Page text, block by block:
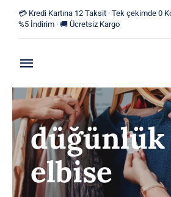
content
💳 Kredi Kartına 12 Taksit · Tek çekimde 0
%5 İndirim · 🚚 Ücretsiz Kargo
Toggle
Navigation
Anasayfa
Mağaza
Yeni Ürünler
düğünlük
elbise